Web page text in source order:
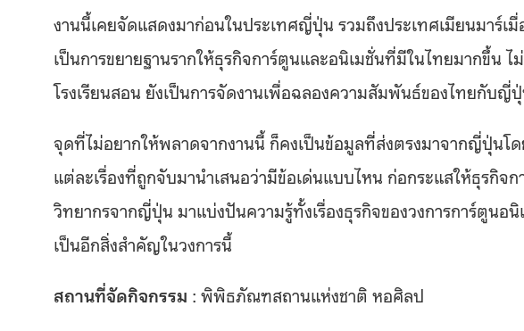
งานนี้เคยจัดแสดงมาก่อนในประเทศญี่ปุ่น รวมถึงประเทศเมียนมาร์เ
เป็นการขยายฐานรากให้ธุรกิจการ์ตูนและอนิเมชั่นที่มีในไทยมากขึ้น
โรงเรียนสอน ยังเป็นการจัดงานเพื่อฉลองความสัมพันธ์ของไทยกับญี่
จุดที่ไม่อยากให้พลาดจากงานนี้ ก็คงเป็นข้อมูลที่ส่งตรงมาจากญี่ปุ่นโ
แต่ละเรื่องที่ถูกจับมานำเสนอว่ามีข้อเด่นแบบไหน ก่อกระแสให้ธุรกิ
วิทยากรจากญี่ปุ่น มาแบ่งปันความรู้ทั้งเรื่องธุรกิจของวงการการ์ตูน
เป็นอีกสิ่งสำคัญในวงการนี้
สถานที่จัดกิจกรรม : พิพิธภัณฑสถานแห่งชาติ หอศิลป